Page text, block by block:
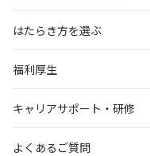
はたらき方を選ぶ
福利厚生
キャリアサポート・研修
よくあるご質問